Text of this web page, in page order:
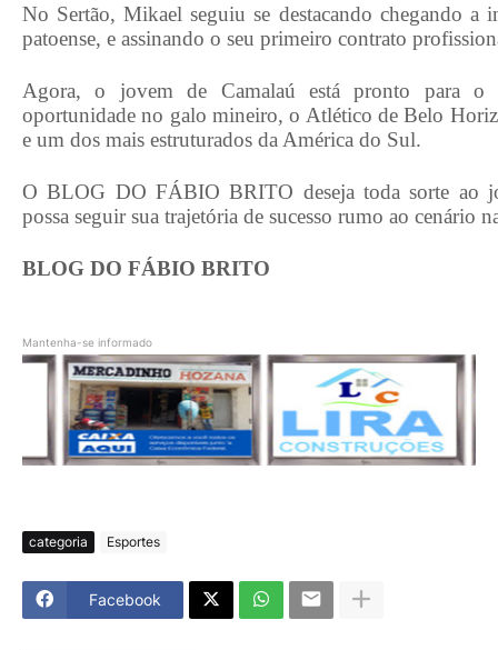
No Sertão, Mikael seguiu se destacando chegando a
patoense, e assinando o seu primeiro contrato
Agora, o jovem de Camalaú está pronto para
oportunidade no galo mineiro, o Atlético de Belo
e um dos mais estruturados da América do Sul.
O BLOG DO FÁBIO BRITO deseja toda sorte ao
possa seguir sua trajetória de sucesso rumo ao cenário
BLOG DO FÁBIO BRITO
Mantenha-se informado
categoria Esportes
Facebook